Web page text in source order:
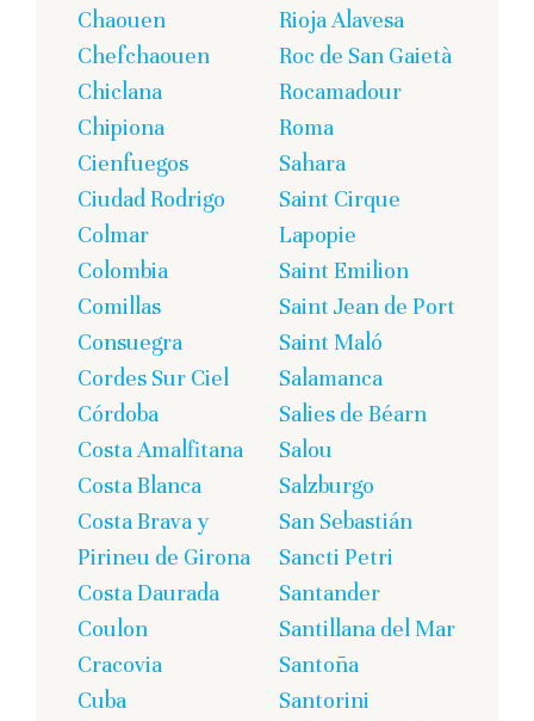
Chaouen
Chefchaouen
Chiclana
Chipiona
Cienfuegos
Ciudad Rodrigo
Colmar
Colombia
Comillas
Consuegra
Cordes Sur Ciel
Córdoba
Costa Amalfitana
Costa Blanca
Costa Brava y
Pirineu de Girona
Costa Daurada
Coulon
Cracovia
Cuba
Rioja Alavesa
Roc de San Gaietà
Rocamadour
Roma
Sahara
Saint Cirque
Lapopie
Saint Emilion
Saint Jean de Port
Saint Maló
Salamanca
Salies de Béarn
Salou
Salzburgo
San Sebastián
Sancti Petri
Santander
Santillana del Mar
Santoña
Santorini